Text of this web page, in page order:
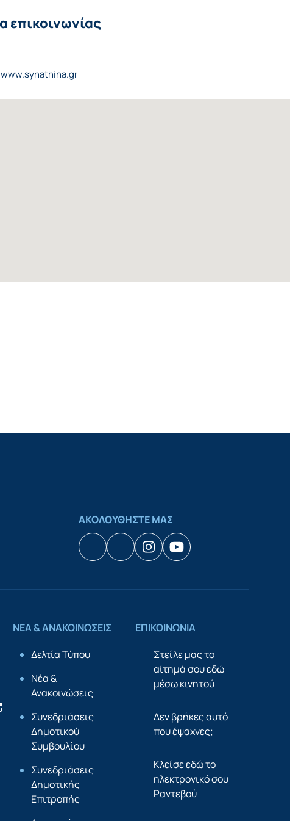
επικοινωνίας
ΑΚΟΛΟΥΘΗΣΤΕ ΜΑΣ
Facebook
HouzzInstagram
YouTube
ΝΕΑ & ΑΝΑΚΟΙΝΩΣΕΙΣ
Δελτία Τύπου
Νέα &
Ανακοινώσεις
Συνεδριάσεις
Δημοτικού
Συμβουλίου
Συνεδριάσεις
Δημοτικής
Επιτροπής
ΕΠΙΚΟΙΝΩΝΙΑ
Στείλε μας το
αίτημά σου εδώ
μέσω κινητού
Δεν βρήκες αυτό
που έψαχνες;
Κλείσε εδώ το
ηλεκτρονικό σου
Ραντεβού